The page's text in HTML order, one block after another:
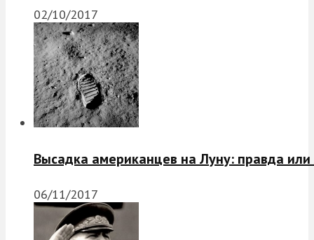
02/10/2017
Высадка американцев на Луну: правда
06/11/2017